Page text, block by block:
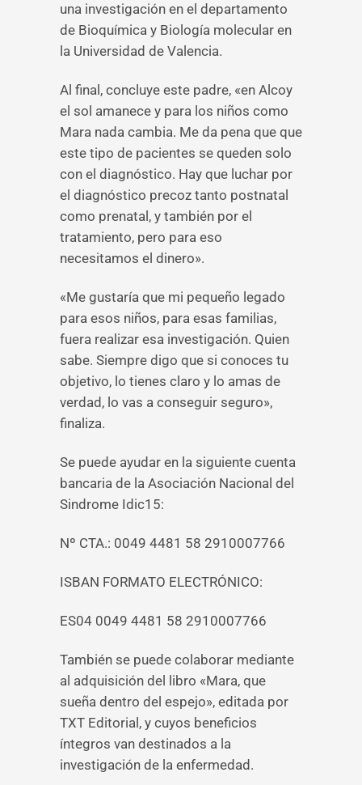
una investigación en el departamento
de Bioquímica y Biología molecular en
la Universidad de Valencia.
Al final, concluye este padre, «en Alcoy
el sol amanece y para los niños como
Mara nada cambia. Me da pena que que
este tipo de pacientes se queden solo
con el diagnóstico. Hay que luchar por
el diagnóstico precoz tanto postnatal
como prenatal, y también por el
tratamiento, pero para eso
necesitamos el dinero».
«Me gustaría que mi pequeño legado
para esos niños, para esas familias,
fuera realizar esa investigación. Quien
sabe. Siempre digo que si conoces tu
objetivo, lo tienes claro y lo amas de
verdad, lo vas a conseguir seguro»,
finaliza.
Se puede ayudar en la siguiente cuenta
bancaria de la Asociación Nacional del
Sindrome Idic15:
Nº CTA.: 0049 4481 58 2910007766
ISBAN FORMATO ELECTRÓNICO:
ES04 0049 4481 58 2910007766
También se puede colaborar mediante
al adquisición del libro «Mara, que
sueña dentro del espejo», editada por
TXT Editorial, y cuyos beneficios
íntegros van destinados a la
investigación de la enfermedad.